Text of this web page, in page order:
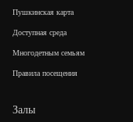
Пушкинская карта
Доступная среда
Многодетным семьям
Правила посещения
Залы